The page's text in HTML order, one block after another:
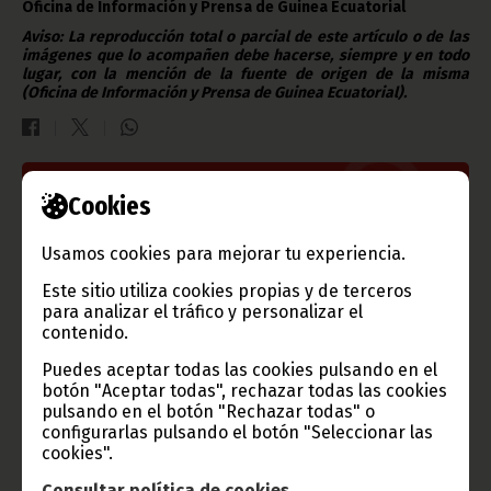
Cookies
Usamos cookies para mejorar tu experiencia.
Este sitio utiliza cookies propias y de terceros
para analizar el tráfico y personalizar el
contenido.
Puedes aceptar todas las cookies pulsando en el
botón "Aceptar todas", rechazar todas las cookies
pulsando en el botón "Rechazar todas" o
configurarlas pulsando el botón "Seleccionar las
cookies".
Oficina de Información y Prensa de Guinea Ecuatorial
Aviso: La reproducción total o parcial de este artículo o de las
imágenes que lo acompañen debe hacerse, siempre y en todo
lugar, con la mención de la fuente de origen de la misma
(Oficina de Información y Prensa de Guinea Ecuatorial).
Gobierno e Instituciones
Información de Guinea Ecuatorial
TVGE